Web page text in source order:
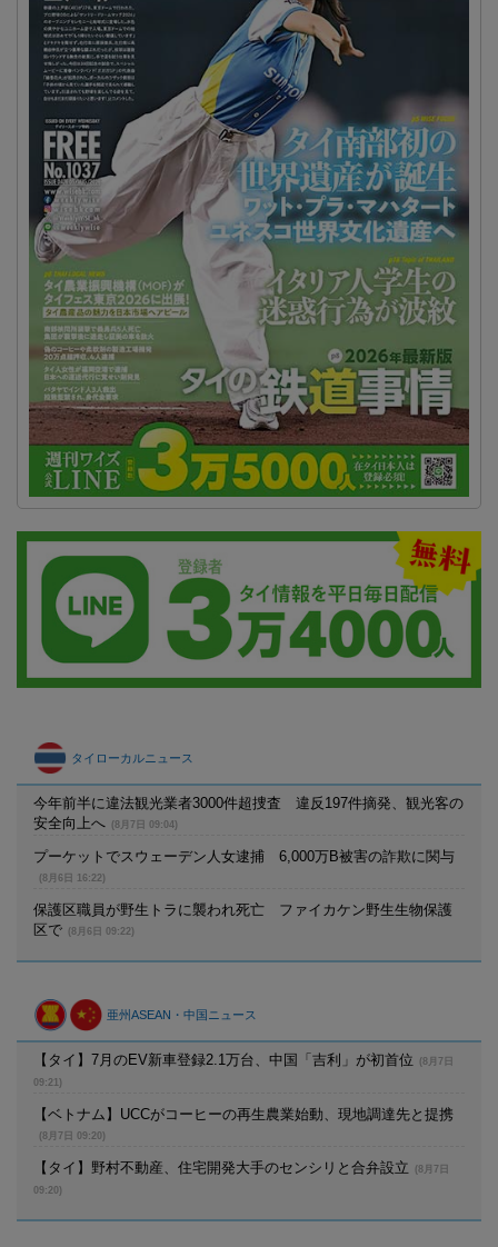
タイローカルニュース
今年前半に違法観光業者3000件超捜査 違反197件摘発、観光客の
安全向上へ
(8月7日 09:04)
プーケットでスウェーデン人女逮捕 6,000万B被害の詐欺に関与
(8月6日 16:22)
保護区職員が野生トラに襲われ死亡 ファイカケン野生生物保護
区で
(8月6日 09:22)
亜州ASEAN・中国ニュース
【タイ】7月のEV新車登録2.1万台、中国「吉利」が初首位
(8月7日
09:21)
【ベトナム】UCCがコーヒーの再生農業始動、現地調達先と提携
(8月7日 09:20)
【タイ】野村不動産、住宅開発大手のセンシリと合弁設立
(8月7日
09:20)